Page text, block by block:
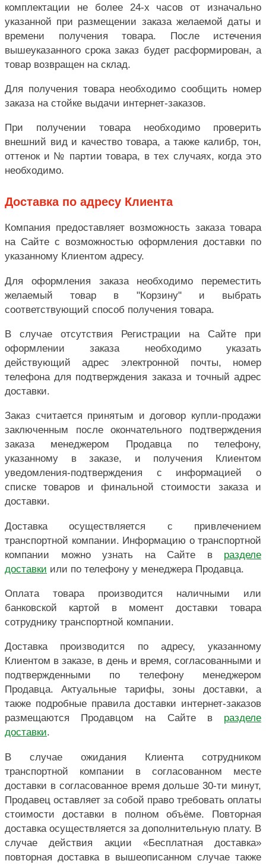
комплектации не более 24-х часов от изначально
указанной при размещении заказа желаемой даты и
времени получения товара. После истечения
вышеуказанного срока заказ будет расформирован, а
товар возвращен на склад.
Для получения товара необходимо сообщить номер
заказа на стойке выдачи интернет-заказов.
При получении товара необходимо проверить
внешний вид и качество товара, а также калибр, тон,
оттенок и № партии товара, в тех случаях, когда это
необходимо.
Доставка по адресу Клиента
Компания предоставляет возможность заказа товара
на Сайте с возможностью оформления доставки по
указанному Клиентом адресу.
Для оформления заказа необходимо переместить
желаемый товар в "Корзину" и выбрать
соответствующий способ получения товара.
В случае отсутствия Регистрации на Сайте при
оформлении заказа необходимо указать
действующий адрес электронной почты, номер
телефона для подтверждения заказа и точный адрес
доставки.
Заказ считается принятым и договор купли-продажи
заключенным после окончательного подтверждения
заказа менеджером Продавца по телефону,
указанному в заказе, и получения Клиентом
уведомления-подтверждения с информацией о
списке товаров и финальной стоимости заказа и
доставки.
Доставка осуществляется с привлечением
транспортной компании. Информацию о транспортной
компании можно узнать на Сайте в разделе
доставки или по телефону у менеджера Продавца.
Оплата товара производится наличными или
банковской картой в момент доставки товара
сотруднику транспортной компании.
Доставка производится по адресу, указанному
Клиентом в заказе, в день и время, согласованными и
подтвержденными по телефону менеджером
Продавца. Актуальные тарифы, зоны доставки, а
также подробные правила доставки интернет-заказов
размещаются Продавцом на Сайте в разделе
доставки.
В случае ожидания Клиента сотрудником
транспортной компании в согласованном месте
доставки в согласованное время дольше 30-ти минут,
Продавец оставляет за собой право требовать оплаты
стоимости доставки в полном объёме. Повторная
доставка осуществляется за дополнительную плату. В
случае действия акции «Бесплатная доставка»
повторная доставка в вышеописанном случае также